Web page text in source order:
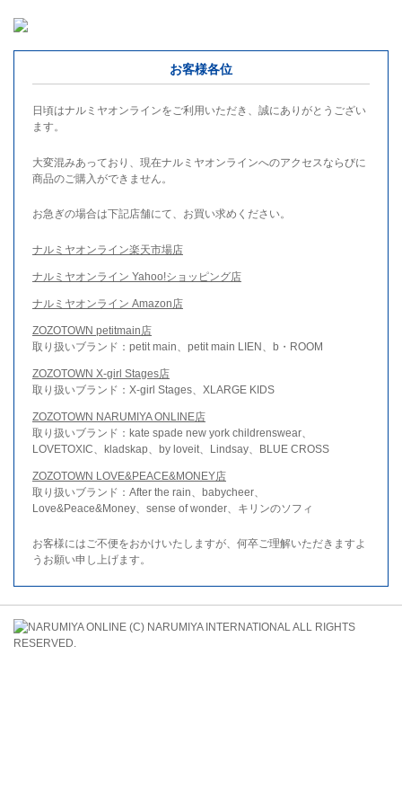
お客様各位
日頃はナルミヤオンラインをご利用いただき、誠にありがとうござい
ます。
大変混みあっており、現在ナルミヤオンラインへのアクセスならびに
商品のご購入ができません。
お急ぎの場合は下記店舗にて、お買い求めください。
ナルミヤオンライン楽天市場店
ナルミヤオンライン Yahoo!ショッピング店
ナルミヤオンライン Amazon店
ZOZOTOWN petitmain店
取り扱いブランド：petit main、petit main LIEN、b・ROOM
ZOZOTOWN X-girl Stages店
取り扱いブランド：X-girl Stages、XLARGE KIDS
ZOZOTOWN NARUMIYA ONLINE店
取り扱いブランド：kate spade new york childrenswear、
LOVETOXIC、kladskap、by loveit、Lindsay、BLUE CROSS
ZOZOTOWN LOVE&PEACE&MONEY店
取り扱いブランド：After the rain、babycheer、
Love&Peace&Money、sense of wonder、キリンのソフィ
お客様にはご不便をおかけいたしますが、何卒ご理解いただきますよ
うお願い申し上げます。